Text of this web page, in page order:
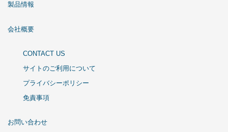
製品情報
会社概要
CONTACT US
サイトのご利用について
プライバシーポリシー
免責事項
お問い合わせ